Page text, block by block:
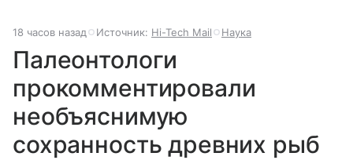
18 часов назад Источник: Hi-Tech Mail Наука
Палеонтологи
прокомментировали
необъяснимую
сохранность древних рыб